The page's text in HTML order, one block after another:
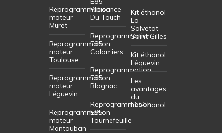
Reprogrammation
moteur
Muret
Reprogrammation
moteur
Toulouse
Reprogrammation
moteur
Léguevin
Reprogrammation
moteur
Montauban
Plaisance
Du Touch
Reprogrammation
E85
Colomiers
Reprogrammation
E85
Blagnac
Reprogrammation
E85
Tournefeuille
Kit éthanol
La
Salvetat
Saint Gilles
Kit éthanol
Léguevin
Les
avantages
du
bioéthanol